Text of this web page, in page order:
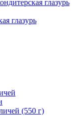
глазурь
глазурь
(550 г)